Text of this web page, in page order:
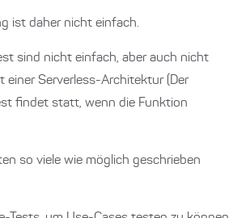
ist daher nicht einfach.
sind nicht einfach, aber auch nicht
einer Serverless-Architektur (Der
findet statt, wenn die Funktion
so viele wie möglich geschrieben